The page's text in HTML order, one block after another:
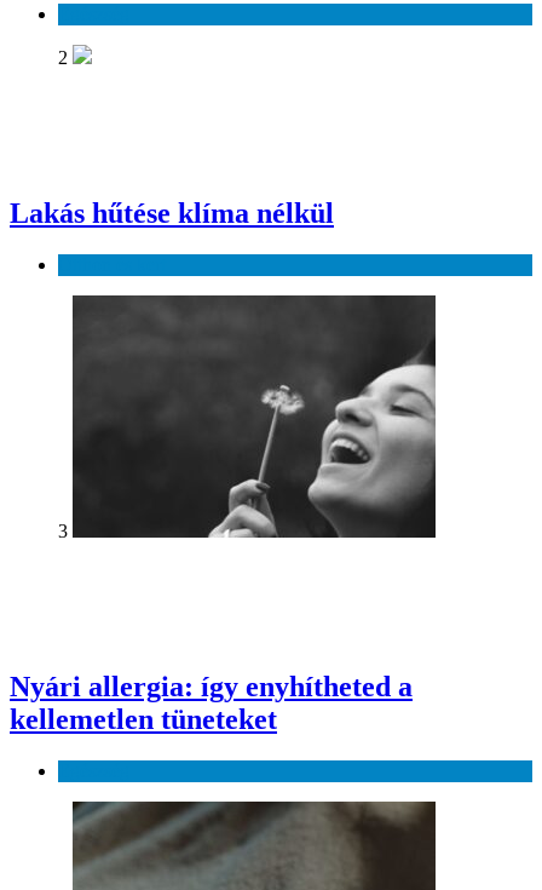
2
Lakás hűtése klíma nélkül
3
Nyári allergia: így enyhítheted a
kellemetlen tüneteket